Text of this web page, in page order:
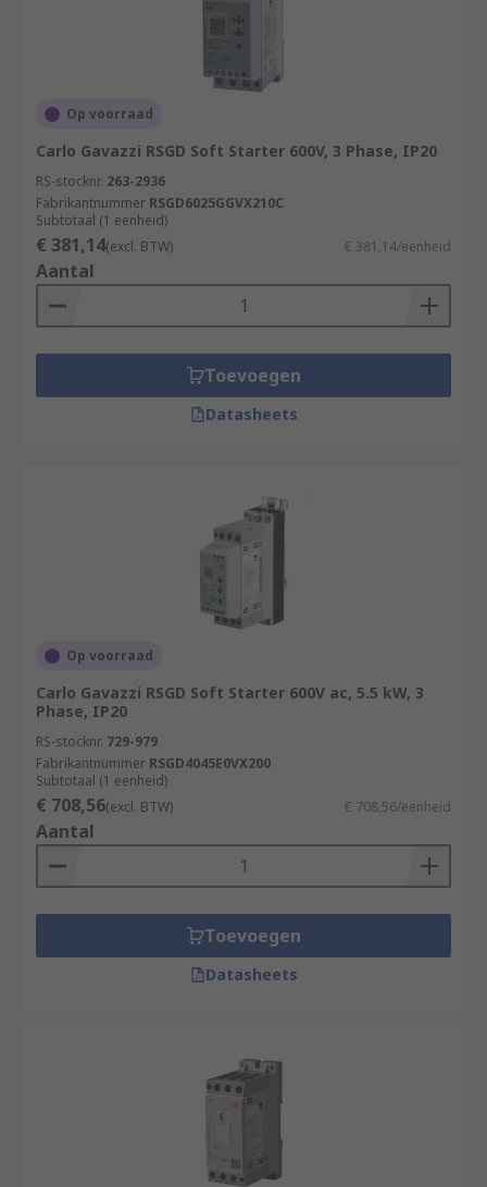
Op voorraad
Carlo Gavazzi RSGD Soft Starter 600V, 3 Phase, IP20
RS-stocknr. 263-2936
Fabrikantnummer RSGD6025GGVX210C
Subtotaal (1 eenheid)
€ 381,14(excl. BTW) € 381,14/eenheid
Aantal
Toevoegen
Datasheets
Op voorraad
Carlo Gavazzi RSGD Soft Starter 600V ac, 5.5 kW, 3
Phase, IP20
RS-stocknr. 729-979
Fabrikantnummer RSGD4045E0VX200
Subtotaal (1 eenheid)
€ 708,56(excl. BTW) € 708,56/eenheid
Aantal
Toevoegen
Datasheets